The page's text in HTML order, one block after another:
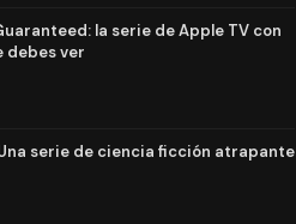
la serie de Apple TV con
debes ver
Una serie de ciencia ficción atrapante